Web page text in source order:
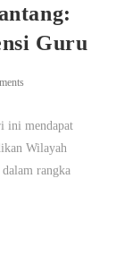
Guru
ini mendapat
Wilayah
rangka